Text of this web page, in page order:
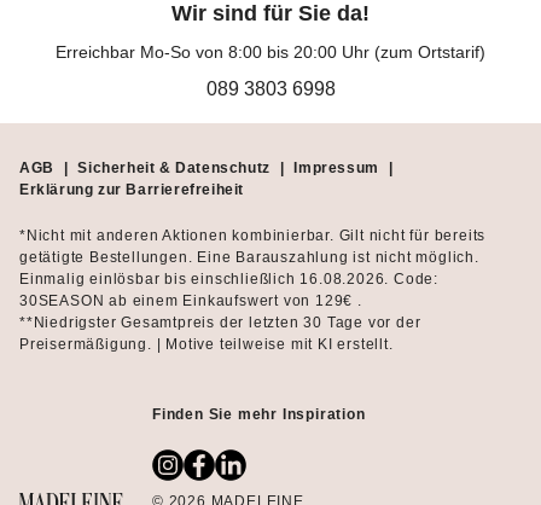
Wir sind für Sie da!
Erreichbar Mo-So von 8:00 bis 20:00 Uhr (zum Ortstarif)
089 3803 6998
AGB | Sicherheit & Datenschutz | Impressum
|
Erklärung zur Barrierefreiheit
*Nicht mit anderen Aktionen kombinierbar. Gilt nicht für bereits
getätigte Bestellungen. Eine Barauszahlung ist nicht möglich.
Einmalig einlösbar bis einschließlich 16.08.2026. Code:
30SEASON ab einem Einkaufswert von 129€ .
**Niedrigster Gesamtpreis der letzten 30 Tage vor der
Preisermäßigung. | Motive teilweise mit KI erstellt.
Finden Sie mehr Inspiration
© 2026 MADELEINE